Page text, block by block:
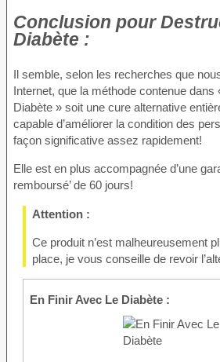
Conclusion pour
Diabète :
Il semble, selon les recherches que
Internet, que la méthode contenue dans
Diabète » soit une cure alternative
capable d’améliorer la condition des
façon significative assez rapidement!
Elle est en plus accompagnée d’une
remboursé’ de 60 jours!
Attention :
Ce produit n’est malheureusement
place, je vous conseille de revoir
En Finir Avec Le Diabète :